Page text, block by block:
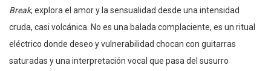
Break, explora el amor y la sensualidad desde una intensidad
cruda, casi volcánica. No es una balada complaciente, es un ritual
eléctrico donde deseo y vulnerabilidad chocan con guitarras
saturadas y una interpretación vocal que pasa del susurro